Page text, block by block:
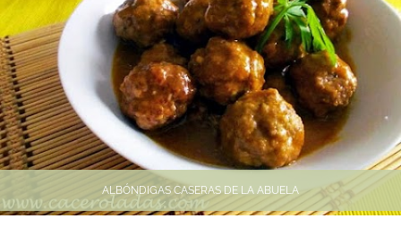
ALBÓNDIGAS CASERAS DE LA ABUELA